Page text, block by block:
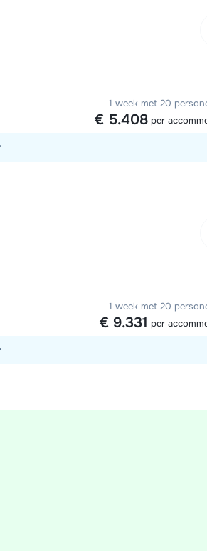
Bel ons via 03 30378381 week met 20
€ 5.408 per
1 week met 20
€ 9.331 per